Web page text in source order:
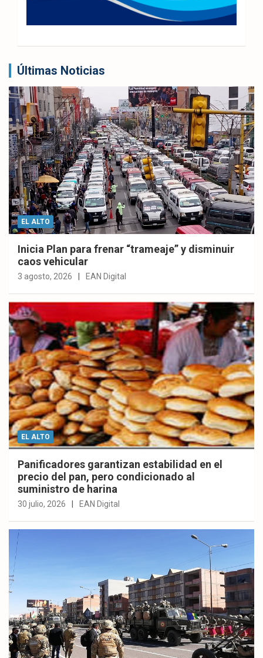
Últimas Noticias
EL ALTO
Inicia Plan para frenar “trameaje” y disminuir
caos vehicular
3 agosto, 2026 EAN Digital
EL ALTO
Panificadores garantizan estabilidad en el
precio del pan, pero condicionado al
suministro de harina
30 julio, 2026 EAN Digital